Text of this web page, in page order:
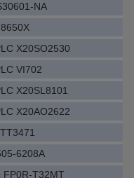
NA
X20SO2530
VI702
X20SL8101
X20AO2622
6208A
FP0R-T32MT